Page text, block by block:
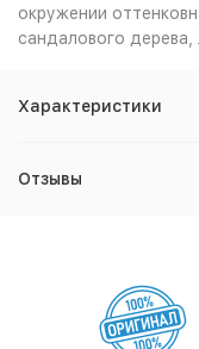
окружении
сандалового дерева,
Характеристики
Отзывы